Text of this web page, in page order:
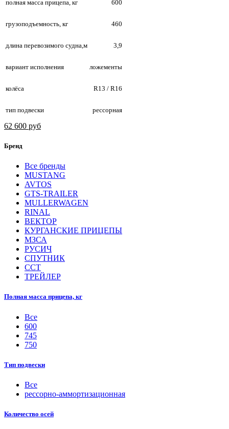
полная масса прицепа, кг 600
грузоподъемность, кг 460
длина перевозимого судна,м 3,9
вариант исполнения ложементы
колёса R13 / R16
тип подвески рессорная
62 600 руб
Бренд
Все бренды
MUSTANG
AVTOS
GTS-TRAILER
MULLERWAGEN
RINAL
ВЕКТОР
КУРГАНСКИЕ ПРИЦЕПЫ
МЗСА
РУСИЧ
СПУТНИК
ССТ
ТРЕЙЛЕР
Полная масса прицепа, кг
Все
600
745
750
Тип подвески
Все
рессорно-аммортизационная
Количество осей